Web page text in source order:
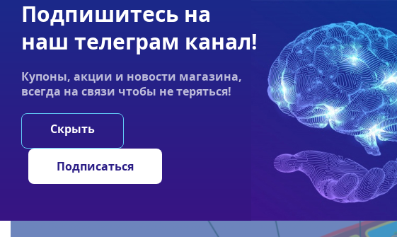
Акции Оплата Статьи
График работы:
Пн-пт 9:00–19:00
E-mail:
НООТРОПЫ ГРИБЫ
Главная Фармакологические агенты улучшающие
Подпишитесь на
наш телеграм канал!
Купоны, акции и новости магазина,
всегда на связи чтобы не теряться!
Скрыть
Подписаться